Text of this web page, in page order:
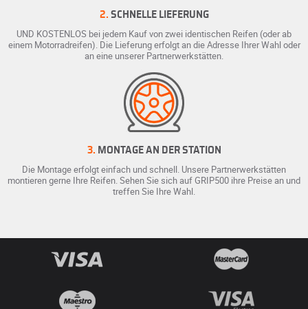
2. SCHNELLE LIEFERUNG
UND KOSTENLOS bei jedem Kauf von zwei identischen Reifen (oder ab
einem Motorradreifen). Die Lieferung erfolgt an die Adresse Ihrer Wahl oder
an eine unserer Partnerwerkstätten.
3. MONTAGE AN DER STATION
Die Montage erfolgt einfach und schnell. Unsere Partnerwerkstätten
montieren gerne Ihre Reifen. Sehen Sie sich auf GRIP500 ihre Preise an und
treffen Sie Ihre Wahl.